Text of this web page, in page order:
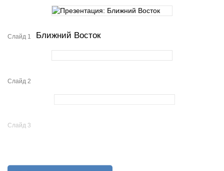
Слайд 1 Ближний Восток
Слайд 2
Слайд 3